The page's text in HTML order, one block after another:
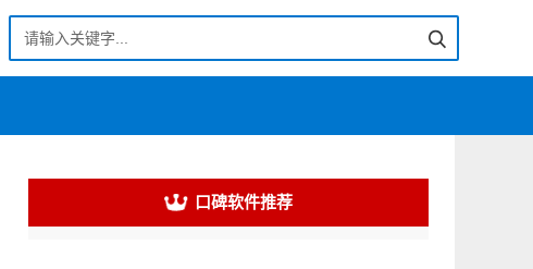
口碑软件推荐